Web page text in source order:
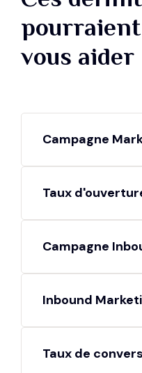
vous aider
Campagne
Taux
Campagne
Inbound
Taux de